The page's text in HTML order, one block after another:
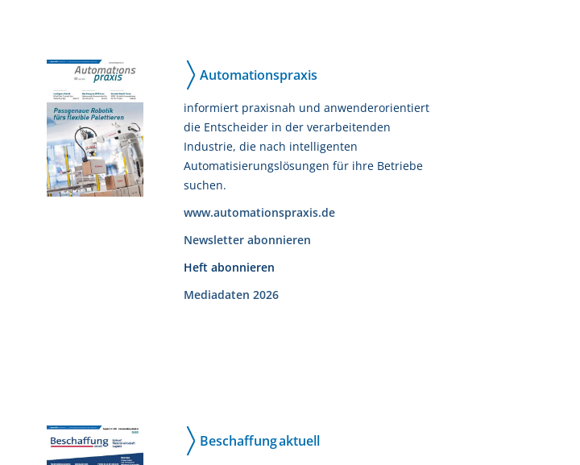
Automationspraxis
informiert praxisnah und anwenderorientiert
die Entscheider in der verarbeitenden
Industrie, die nach intelligenten
Automatisierungslösungen für ihre Betriebe
suchen.
www.automationspraxis.de
Newsletter abonnieren
Heft abonnieren
Mediadaten 2026
Beschaffung aktuell